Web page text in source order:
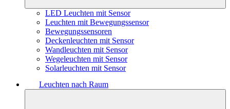
LED Leuchten mit Sensor
Leuchten mit Bewegungssensor
Bewegungssensoren
Deckenleuchten mit Sensor
Wandleuchten mit Sensor
Wegeleuchten mit Sensor
Solarleuchten mit Sensor
Leuchten nach Raum